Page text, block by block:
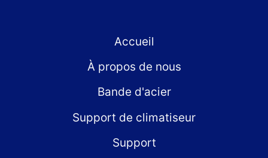
Accueil
À propos de nous
Bande d'acier
Support de climatiseur
Support